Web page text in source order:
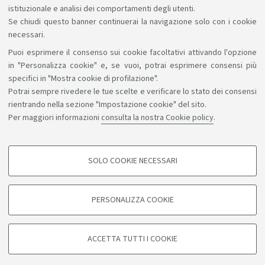
istituzionale e analisi dei comportamenti degli utenti.
Se chiudi questo banner continuerai la navigazione solo con i cookie
necessari.
Puoi esprimere il consenso sui cookie facoltativi attivando l'opzione
in "Personalizza cookie" e, se vuoi, potrai esprimere consensi più
specifici in "Mostra cookie di profilazione".
Potrai sempre rivedere le tue scelte e verificare lo stato dei consensi
rientrando nella sezione "Impostazione cookie" del sito.
Per maggiori informazioni consulta la nostra Cookie policy.
COOKIE DI PROFILAZIONE - FACOLTATIVI
degli utenti, creare profili in base al loro comportamento sul sito, per analisi
di marketing.
Google/Youtube Video
SOLO COOKIE NECESSARI
PERSONALIZZA COOKIE
ACCETTA TUTTI I COOKIE
Sosteniamo il diritto alla conoscenza
Seguici su:
Bologna - Via Zamboni, 33 - 40126 Bologna - PI: 01131710376 -
CF: 80007010376
Note legali Informazioni sul sito e accessibilità
Impostazioni cookie